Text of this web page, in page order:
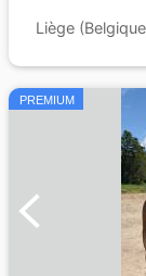
Liège
PREMIUM